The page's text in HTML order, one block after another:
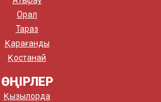
Орал
Тараз
Қарағанды
Қостанай
ӨҢІРЛЕР
Қызылорда